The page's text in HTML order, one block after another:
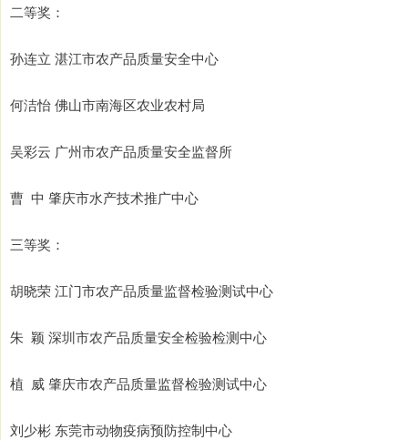
二等奖：
孙连立 湛江市农产品质量安全中心
何洁怡 佛山市南海区农业农村局
吴彩云 广州市农产品质量安全监督所
曹 中 肇庆市水产技术推广中心
三等奖：
胡晓荣 江门市农产品质量监督检验测试中心
朱 颖 深圳市农产品质量安全检验检测中心
植 威 肇庆市农产品质量监督检验测试中心
刘少彬 东莞市动物疫病预防控制中心